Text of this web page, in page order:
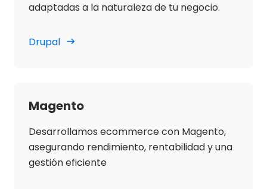
adaptadas a la naturaleza de tu negocio.
Drupal
Magento
Desarrollamos ecommerce con Magento,
asegurando rendimiento, rentabilidad y una
gestión eficiente